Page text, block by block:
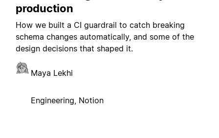
production
How we built a CI guardrail to catch breaking
schema changes automatically, and some of the
design decisions that shaped it.
Maya Lekhi
Engineering, Notion